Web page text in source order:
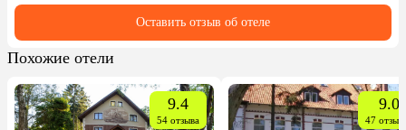
Оставить отзыв об отеле
Похожие отели
9.4
54 отзыва
9.0
47